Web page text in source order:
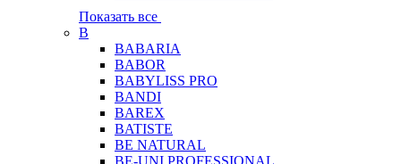
Показать все
B
BABARIA
BABOR
BABYLISS PRO
BANDI
BAREX
BATISTE
BE NATURAL
BE-UNI PROFESSIONAL